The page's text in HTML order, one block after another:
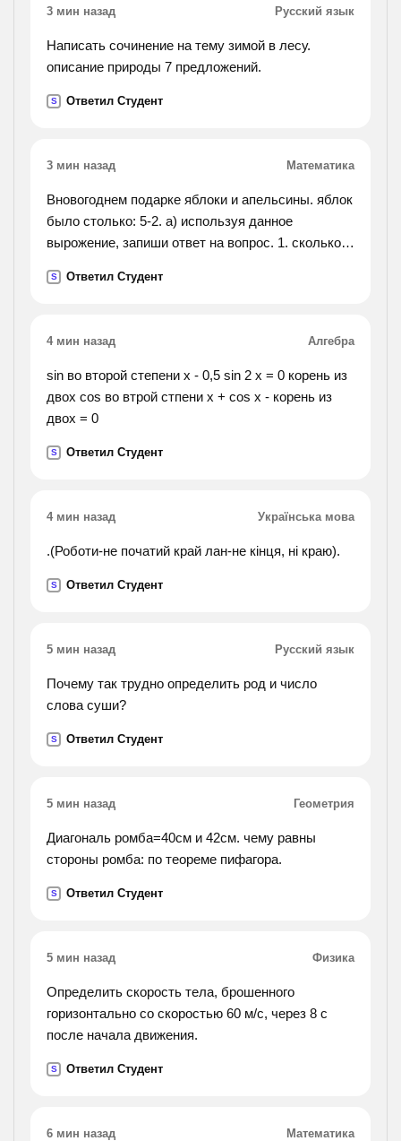
получить не знаю..).
3 мин назад Русский язык
Написать сочинение на тему зимой в лесу.
описание природы 7 предложений.
S Ответил Студент
3 мин назад Математика
Вновогоднем подарке яблоки и апельсины. яблок
было столько: 5-2. а) используя данное
вырожение, запиши ответ на вопрос. 1. сколько
3. сколько яблок в подарке?
S Ответил Студент
4 мин назад Алгебра
sin во второй степени х - 0,5 sin 2 х = 0 корень из
двох cos во втрой стпени x + cos x - корень из
двох = 0
S Ответил Студент
4 мин назад Українська мова
.(Роботи-не початий край лан-не кінця, ні краю).
S Ответил Студент
5 мин назад Русский язык
Почему так трудно определить род и число
слова суши?
S Ответил Студент
5 мин назад Геометрия
Диагональ ромба=40см и 42см. чему равны
стороны ромба: по теореме пифагора.
S Ответил Студент
5 мин назад Физика
Определить скорость тела, брошенного
горизонтально со скоростью 60 м/с, через 8 с
после начала движения.
S Ответил Студент
6 мин назад Математика